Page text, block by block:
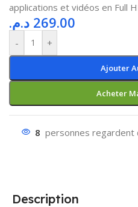
applications et vidéos en Full
269.00 د.م.
- +
Ajouter
Acheter
8 personnes regardent
Description